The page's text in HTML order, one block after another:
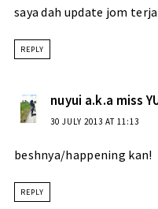
saya dah update jom
REPLY
nuyui a.k.a miss
30 JULY 2013 AT 11:13
beshnya/happening kan!
REPLY